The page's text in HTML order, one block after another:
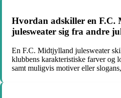
Hvordan adskiller en
julesweater sig fra andre
En F.C. Midtjylland julesweater
klubbens karakteristiske farver og
samt muligvis motiver eller